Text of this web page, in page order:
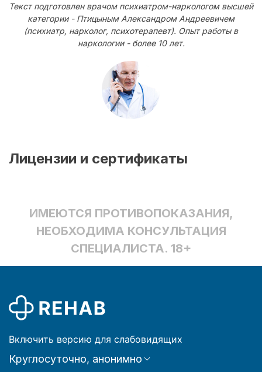
Текст подготовлен врачом психиатром-наркологом высшей
категории - Птицыным Александром Андреевичем
(психиатр, нарколог, психотерапевт). Опыт работы в
наркологии - более 10 лет.
Лицензии и сертификаты
ИМЕЮТСЯ ПРОТИВОПОКАЗАНИЯ,
НЕОБХОДИМА КОНСУЛЬТАЦИЯ
СПЕЦИАЛИСТА. 18+
Включить версию для слабовидящих
Круглосуточно, анонимно